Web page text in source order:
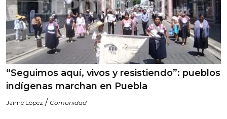
“Seguimos aquí, vivos y resistiendo”: pueblos
indígenas marchan en Puebla
Jaime López / Comunidad